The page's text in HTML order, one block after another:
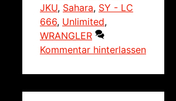
JKU, Sahara, SY - LC
666, Unlimited,
WRANGLER
Kommentar hinterlassen